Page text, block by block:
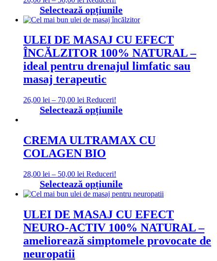
de
prețuri:
20,00 lei
până
la
56,00 lei
Selectează opțiunile
produs
are
mai
multe
variații.
Opțiunile
pot
ULEI DE MASAJ CU EFECT
ÎNCĂLZITOR 100% NATURAL –
ideal pentru drenajul limfatic sau
masaj terapeutic
26,00 lei – 70,00 lei Interval
de
prețuri:
la
70,00 lei
Reduceri!
Selectează opțiunile
multe
în
produsului.
CREMA ULTRAMAX CU
COLAGEN BIO
28,00 lei – 50,00 lei Interval
de
prețuri:
28,00 lei
la
50,00 lei
Reduceri!
Selectează opțiunile
produs
are
multe
variații.
Opțiunile
pot
ULEI DE MASAJ CU EFECT
NEURO-ACTIV 100% NATURAL –
ameliorează simptomele provocate de
neuropatii